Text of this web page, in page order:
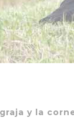
y la